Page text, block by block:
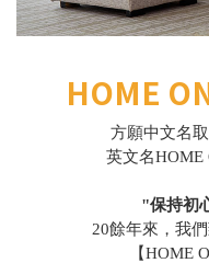
HOME
方願中文名
英文名HOME
"保持初
20餘年來，我
【HOME